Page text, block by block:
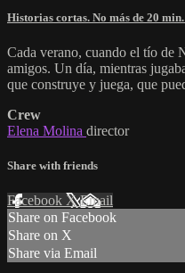
Historias cortas. No más de 20 min.
Cada verano, cuando el tío de
amigos. Un día, mientras
que construye y juega, que
Crew
Elena Molina director
Share with friends
Facebook XEmail
Share on Facebook
Share on X
Share via Email